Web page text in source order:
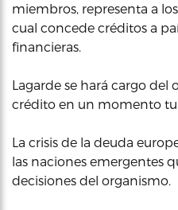
miembros, representa a
cual concede créditos a
financieras.
Lagarde se hará cargo
crédito en un momento
La crisis de la deuda
las naciones emergentes
decisiones del organismo.